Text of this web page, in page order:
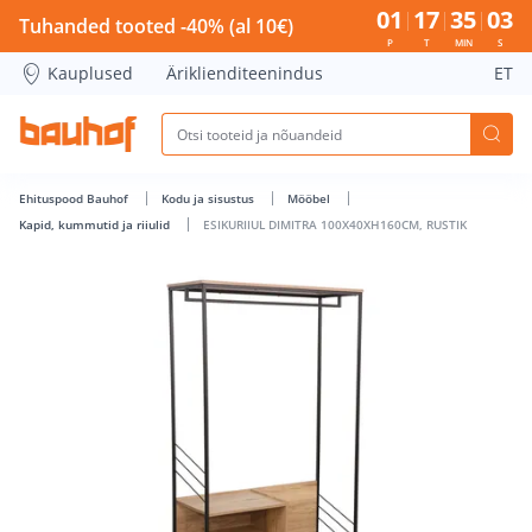
ESIKURIIUL DIMITRA 100X40XH160CM, RUSTIK - Bauhof has
Tuhanded tooted -40% (al 10€) 01
P
17
T
35
MIN
03
S
Kauplused Äriklienditeenindus ET
Ehituspood Bauhof Kodu ja sisustus
Mööbel
Kapid, kummutid ja riiulid
ESIKURIIUL DIMITRA 100X40XH160CM, RUSTIK